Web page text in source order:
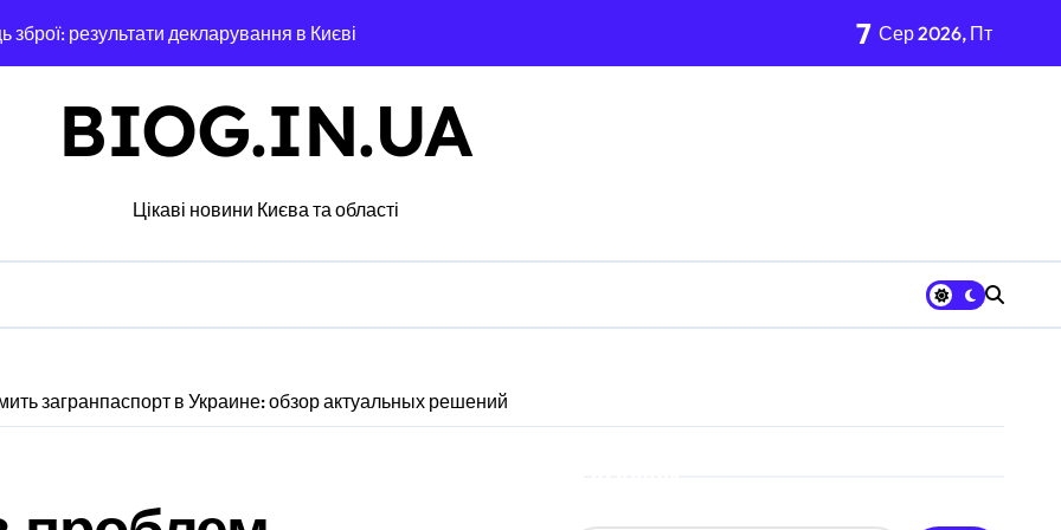
результати декларування в Києві
мережі із 39 нелегальних казино
логістики
підозру через завищену ціну на УЗД на 6 млн грн
і не помилитися з вибором
у Києві оновили центр репродуктивної медицини
7 Сер 2026, Пт
BIOG.IN.UA
Цікаві новини Києва та області
загранпаспорт в Украине: обзор актуальных решений